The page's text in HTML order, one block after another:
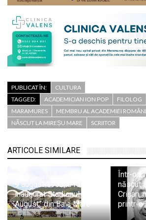
PUBLICAT ÎN:
CULTURA
TAGGED:
ACADEMICIAN ION POP FILOLOG
MARAMURES
MEMBRU AL ACADEMIEI
NĂSCUT LA MIREȘU MARE
SCRIITOR
ARTICOLE SIMILARE
9 august 1953, a fost
inaugurat Stadionul „23
August” din Baia Mare
Într-o
născut
Crișan,
printr-o